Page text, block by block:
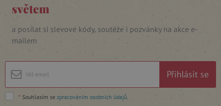
světem
a posílat si slevové kódy, soutěže i pozvánky na akce e-
mailem
Přihlásit se
* Souhlasím se zpracováním osobních údajů